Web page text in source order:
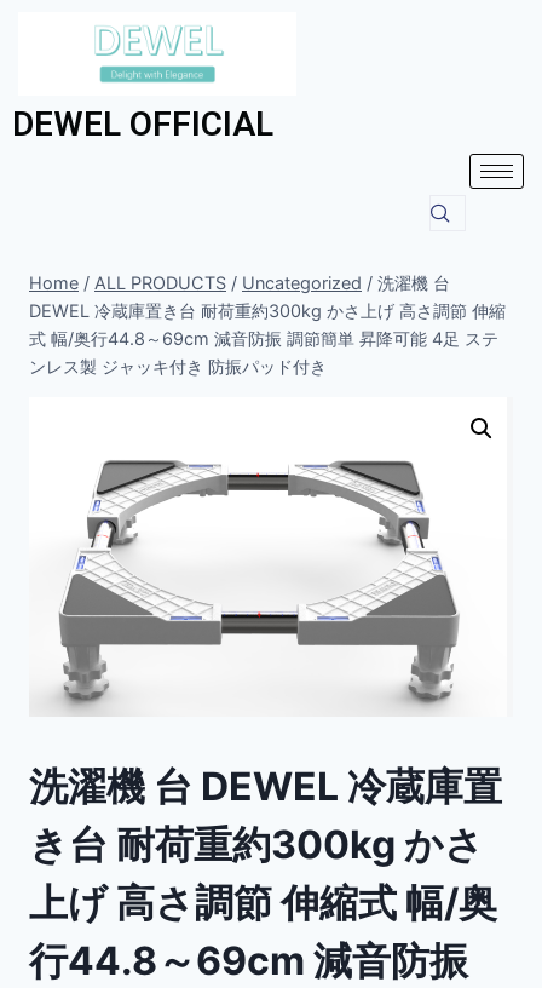
DEWEL OFFICIAL
Home / ALL PRODUCTS / Uncategorized / 洗濯機 台
DEWEL 冷蔵庫置き台 耐荷重約300kg かさ上げ 高さ調節 伸縮
式 幅/奥行44.8～69cm 減音防振 調節簡単 昇降可能 4足 ステ
ンレス製 ジャッキ付き 防振パッド付き
洗濯機 台 DEWEL 冷蔵庫置
き台 耐荷重約300kg かさ
上げ 高さ調節 伸縮式 幅/奥
行44.8～69cm 減音防振